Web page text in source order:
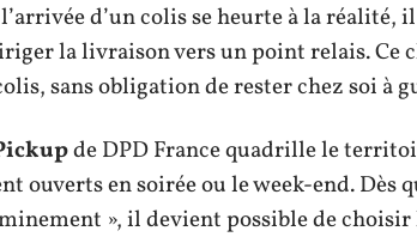
d’un colis se heurte à la réalité,
la livraison vers un point relais. Ce
sans obligation de rester chez soi à
de DPD France quadrille le
ouverts en soirée ou le week-end. Dès
», il devient possible de